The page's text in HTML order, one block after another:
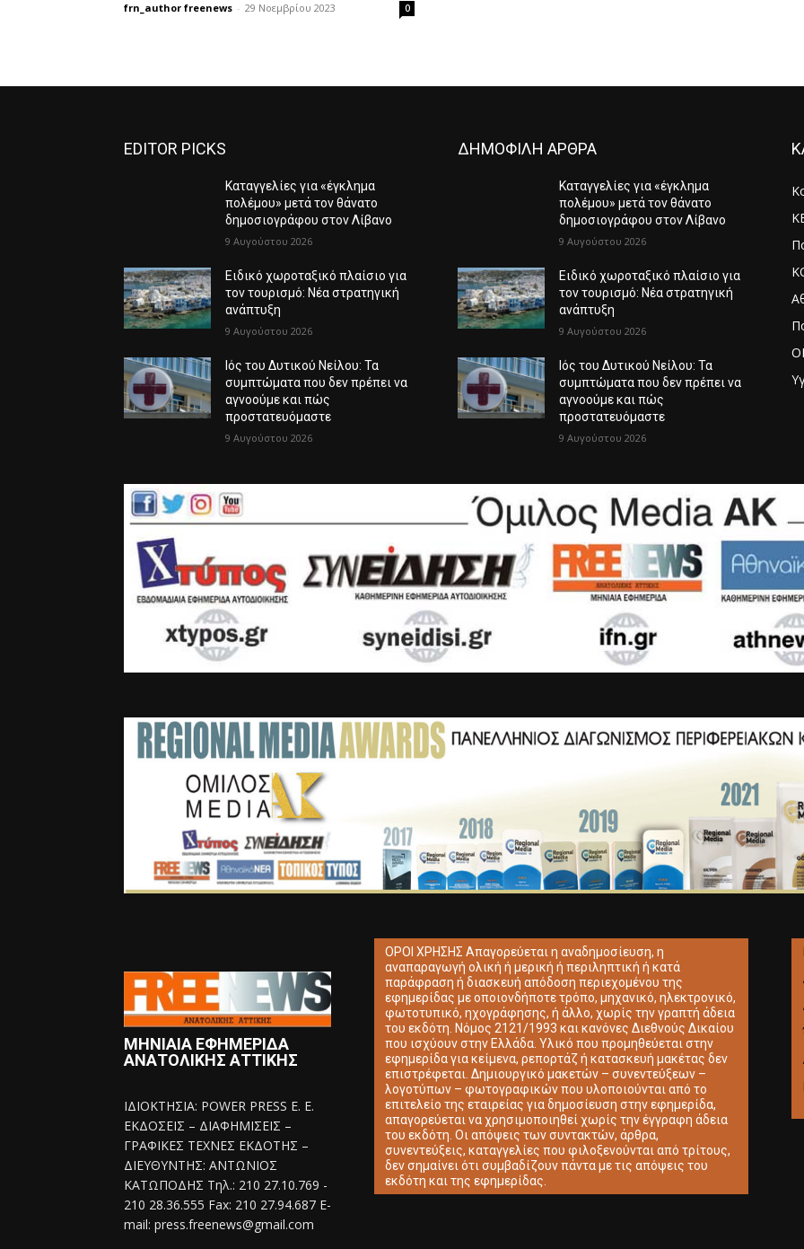
frn_author freenews - 29 Νοεμβρίου 2023 0
EDITOR PICKS
Καταγγελίες για «έγκλημα
πολέμου» μετά τον θάνατο
δημοσιογράφου στον Λίβανο
9 Αυγούστου 2026
Ειδικό χωροταξικό πλαίσιο για
τον τουρισμό: Νέα στρατηγική
ανάπτυξη
9 Αυγούστου 2026
Ιός του Δυτικού Νείλου: Τα
συμπτώματα που δεν πρέπει να
αγνοούμε και πώς
προστατευόμαστε
9 Αυγούστου 2026
ΔΗΜΟΦΙΛΗ ΑΡΘΡΑ
Καταγγελίες για «έγκλημα
πολέμου» μετά τον θάνατο
δημοσιογράφου στον Λίβανο
9 Αυγούστου 2026
Ειδικό χωροταξικό πλαίσιο για
τον τουρισμό: Νέα στρατηγική
ανάπτυξη
9 Αυγούστου 2026
Ιός του Δυτικού Νείλου: Τα
συμπτώματα που δεν πρέπει να
αγνοούμε και πώς
προστατευόμαστε
9 Αυγούστου 2026
ΜΗΝΙΑΙΑ ΕΦΗΜΕΡΙΔΑ
ΑΝΑΤΟΛΙΚΗΣ ΑΤΤΙΚΗΣ
ΙΔΙΟΚΤΗΣΙΑ: POWER PRESS E. E.
ΕΚΔΟΣΕΙΣ – ΔΙΑΦΗΜΙΣΕΙΣ –
ΓΡΑΦΙΚΕΣ ΤΕΧΝΕΣ ΕΚΔΟΤΗΣ –
ΔΙΕΥΘΥΝΤΗΣ: ΑΝΤΩΝΙΟΣ
ΚΑΤΩΠΟΔΗΣ Τηλ.: 210 27.10.769 -
210 28.36.555 Fax: 210 27.94.687 E-
mail: press.freenews@gmail.com
ΟΡΟΙ ΧΡΗΣΗΣ Απαγορεύεται η αναδημοσίευση, η
αναπαραγωγή ολική ή μερική ή περιληπτική ή κατά
παράφραση ή διασκευή απόδοση περιεχομένου της
εφημερίδας με οποιονδήποτε τρόπο, μηχανικό, ηλεκτρονικό,
φωτοτυπικό, ηχογράφησης, ή άλλο, χωρίς την γραπτή άδεια
του εκδότη. Νόμος 2121/1993 και κανόνες Διεθνούς Δικαίου
που ισχύουν στην Ελλάδα. Υλικό που προμηθεύεται στην
εφημερίδα για κείμενα, ρεπορτάζ ή κατασκευή μακέτας δεν
επιστρέφεται. Δημιουργικό μακετών – συνεντεύξεων –
λογοτύπων – φωτογραφικών που υλοποιούνται από το
επιτελείο της εταιρείας για δημοσίευση στην εφημερίδα,
απαγορεύεται να χρησιμοποιηθεί χωρίς την έγγραφη άδεια
του εκδότη. Οι απόψεις των συντακτών, άρθρα,
συνεντεύξεις, καταγγελίες που φιλοξενούνται από τρίτους,
δεν σημαίνει ότι συμβαδίζουν πάντα με τις απόψεις του
εκδότη και της εφημερίδας.